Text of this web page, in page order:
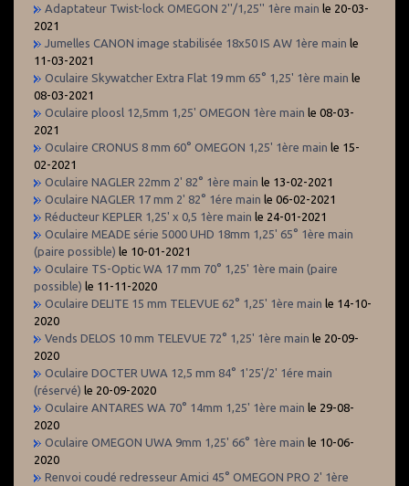
Adaptateur Twist-lock OMEGON 2''/1,25'' 1ère main le 20-03-
2021
Jumelles CANON image stabilisée 18x50 IS AW 1ère main le
11-03-2021
Oculaire Skywatcher Extra Flat 19 mm 65° 1,25' 1ère main le
08-03-2021
Oculaire ploosl 12,5mm 1,25' OMEGON 1ère main le 08-03-
2021
Oculaire CRONUS 8 mm 60° OMEGON 1,25' 1ère main le 15-
02-2021
Oculaire NAGLER 22mm 2' 82° 1ère main le 13-02-2021
Oculaire NAGLER 17 mm 2' 82° 1ére main le 06-02-2021
Réducteur KEPLER 1,25' x 0,5 1ère main le 24-01-2021
Oculaire MEADE série 5000 UHD 18mm 1,25' 65° 1ère main
(paire possible) le 10-01-2021
Oculaire TS-Optic WA 17 mm 70° 1,25' 1ère main (paire
possible) le 11-11-2020
Oculaire DELITE 15 mm TELEVUE 62° 1,25' 1ère main le 14-10-
2020
Vends DELOS 10 mm TELEVUE 72° 1,25' 1ère main le 20-09-
2020
Oculaire DOCTER UWA 12,5 mm 84° 1'25'/2' 1ére main
(réservé) le 20-09-2020
Oculaire ANTARES WA 70° 14mm 1,25' 1ère main le 29-08-
2020
Oculaire OMEGON UWA 9mm 1,25' 66° 1ère main le 10-06-
2020
Renvoi coudé redresseur Amici 45° OMEGON PRO 2' 1ère